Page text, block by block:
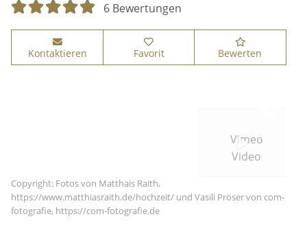
6 Bewertungen
Kontaktieren Favorit Bewerten
erklärst Du Dich damit einverstanden,
dass eine Verbindung zu Vimeo
Vimeo
Video
Copyright: Fotos von Matthais Raith,
https://www.matthiasraith.de/hochzeit/ und Vasili Pröser von com-
fotografie, https://com-fotografie.de